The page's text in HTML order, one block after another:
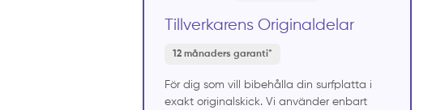
Tillverkarens Originaldelar
12 månaders garanti*
För dig som vill bibehålla din surfplatta i
exakt originalskick. Vi använder enbart